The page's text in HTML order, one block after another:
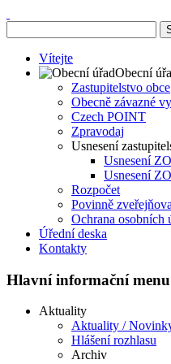
Vítejte
Obecní
Zastupitelstvo obce
Obecně závazné
Czech POINT
Zpravodaj
Usnesení
Usnesení
Usnesení
Rozpočet
Povinně
Ochrana osobních
Úřední deska
Kontakty
Hlavní informační menu
Aktuality
Aktuality /
Hlášení rozhlasu
Archiv